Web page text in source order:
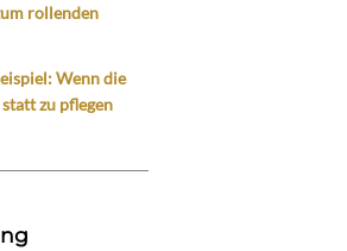
rollenden
Wenn die
zu pflegen